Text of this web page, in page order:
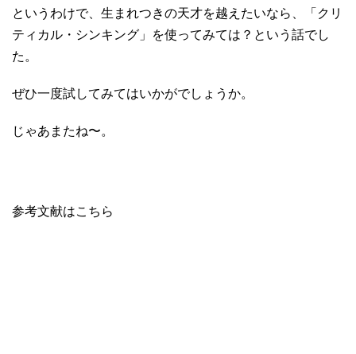
というわけで、生まれつきの天才を越えたいなら、「クリ
ティカル・シンキング」を使ってみては？という話でし
た。
ぜひ一度試してみてはいかがでしょうか。
じゃあまたね〜。
参考文献はこちら